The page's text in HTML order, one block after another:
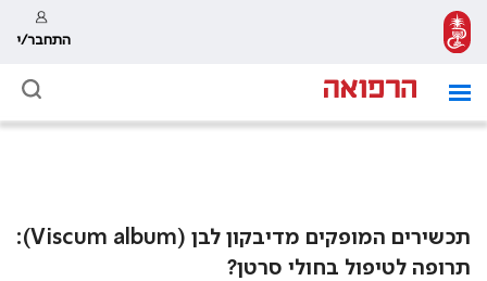
התחבר/י
תכשירים המופקים מדיבקון לבן (Viscum album):
תרופה לטיפול בחולי סרטן?